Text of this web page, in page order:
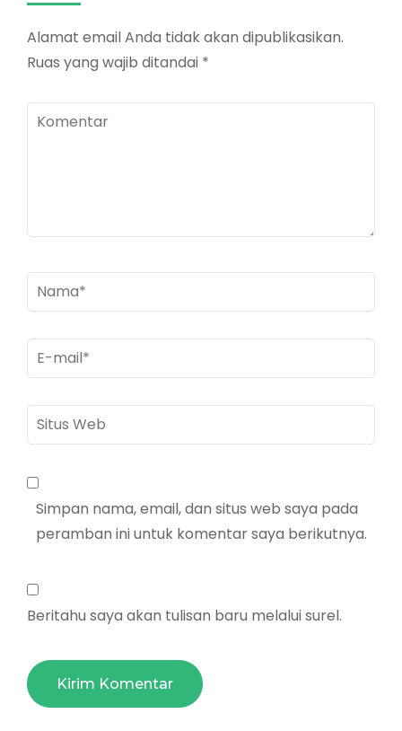
Alamat email Anda tidak akan dipublikasikan.
Ruas yang wajib ditandai *
Komentar
Nama*
E-
mail*
Situs
Web
Simpan nama, email, dan situs web saya pada
peramban ini untuk komentar saya berikutnya.
Beritahu saya akan tulisan baru melalui surel.